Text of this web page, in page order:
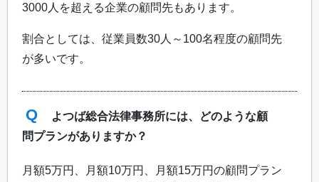
3000人を超える企業の顧問先もあります。
割合としては、従業員数30人～100名程度の顧問先
が多いです。
Q
よつば総合法律事務所には、どのような顧
問プランがありますか？
月額5万円、月額10万円、月額15万円の顧問プラン